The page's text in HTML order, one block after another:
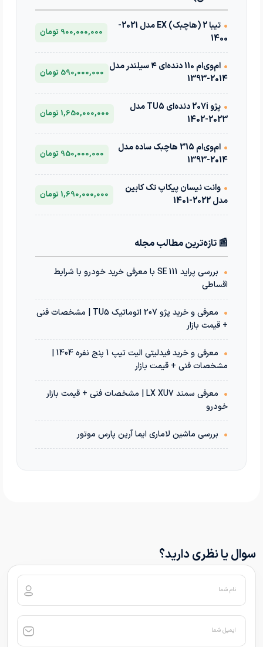
•
تیبا 2 (هاچبک) EX مدل 2021-
1400
900,000,000 تومان
•
ام‌وی‌ام 110 دنده‌ای ۴ سیلندر مدل
2014-1393
590,000,000 تومان
•
پژو 207i دنده‌ای TU5 مدل
2023-1402
1,650,000,000 تومان
•
ام‌وی‌ام 315 هاچبک ساده مدل
2014-1393
950,000,000 تومان
• وانت نیسان پیکاپ تک کابین
مدل 2022-1401
1,690,000,000 تومان
📰 تازه‌ترین مطالب مجله
•
بررسی پراید 111 SE با معرفی خرید خودرو با شرایط
اقساطی
•
معرفی و خرید پژو 207 اتوماتیک TU5 | مشخصات فنی
+ قیمت بازار
•
معرفی و خرید فیدلیتی الیت تیپ 1 پنج نفره 1404 |
مشخصات فنی + قیمت بازار
•
معرفی سمند LX XU7 | مشخصات فنی + قیمت بازار
خودرو
• بررسی ماشین لاماری ایما آرین پارس موتور
سوال یا نظری دارید؟
نام شما
ایمیل شما